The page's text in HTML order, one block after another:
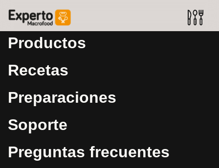
Productos
Recetas
Preparaciones
Soporte
Preguntas frecuentes